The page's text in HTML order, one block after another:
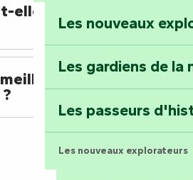
Faymoreau :
épopée minière
Terre d’étoiles :
Les nouveaux
Les gardiens de la
Les passeurs
Les nouveaux explorateurs
elles toutes
période